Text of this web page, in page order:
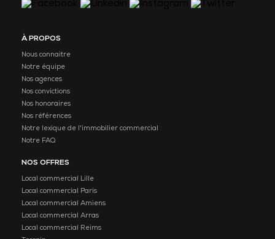
À PROPOS
Nous connaitre
Notre équipe
Nos agences
Nos convictions
Nos honoraires
Nos références
Notre lexique de l'immobilier commercial
Notre FAQ
NOS OFFRES
Local commercial Lille
Local commercial Paris
Local commercial Amiens
Local commercial Arras
Local commercial Reims